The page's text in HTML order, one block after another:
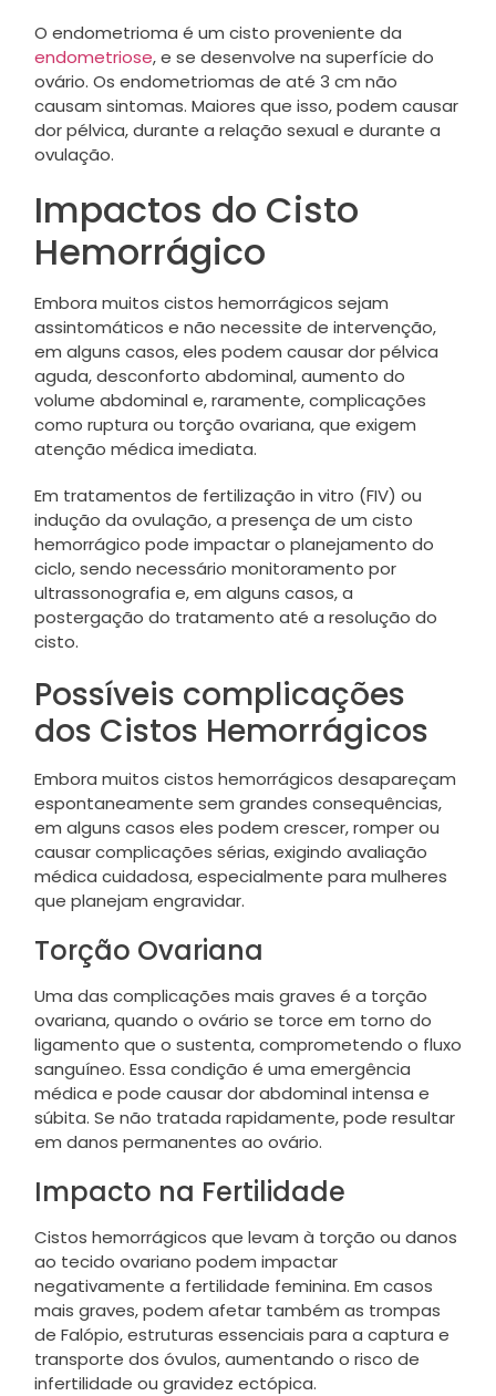
O endometrioma é um cisto proveniente da
endometriose, e se desenvolve na superfície do
ovário. Os endometriomas de até 3 cm não
causam sintomas. Maiores que isso, podem causar
dor pélvica, durante a relação sexual e durante a
ovulação.
Impactos do Cisto
Hemorrágico
Embora muitos cistos hemorrágicos sejam
assintomáticos e não necessite de intervenção,
em alguns casos, eles podem causar dor pélvica
aguda, desconforto abdominal, aumento do
volume abdominal e, raramente, complicações
como ruptura ou torção ovariana, que exigem
atenção médica imediata.
Em tratamentos de fertilização in vitro (FIV) ou
indução da ovulação, a presença de um cisto
hemorrágico pode impactar o planejamento do
ciclo, sendo necessário monitoramento por
ultrassonografia e, em alguns casos, a
postergação do tratamento até a resolução do
cisto.
Possíveis complicações
dos Cistos Hemorrágicos
Embora muitos cistos hemorrágicos desapareçam
espontaneamente sem grandes consequências,
em alguns casos eles podem crescer, romper ou
causar complicações sérias, exigindo avaliação
médica cuidadosa, especialmente para mulheres
que planejam engravidar.
Torção Ovariana
Uma das complicações mais graves é a torção
ovariana, quando o ovário se torce em torno do
ligamento que o sustenta, comprometendo o fluxo
sanguíneo. Essa condição é uma emergência
médica e pode causar dor abdominal intensa e
súbita. Se não tratada rapidamente, pode resultar
em danos permanentes ao ovário.
Impacto na Fertilidade
Cistos hemorrágicos que levam à torção ou danos
ao tecido ovariano podem impactar
negativamente a fertilidade feminina. Em casos
mais graves, podem afetar também as trompas
de Falópio, estruturas essenciais para a captura e
transporte dos óvulos, aumentando o risco de
infertilidade ou gravidez ectópica.